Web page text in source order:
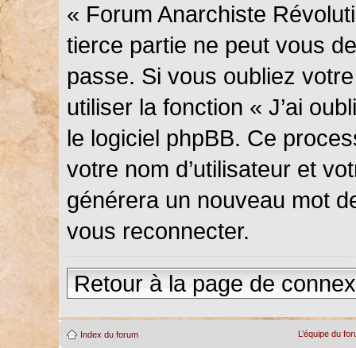
« Forum Anarchiste
tierce partie ne peut vous
passe. Si vous oubliez
utiliser la fonction « J’ai
le logiciel phpBB. Ce
votre nom d’utilisateur et
générera un nouveau mot
vous reconnecter.
Retour à la page de
Index du forum L’équipe du